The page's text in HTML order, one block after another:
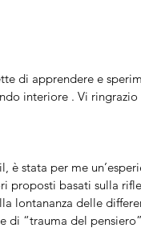
di apprendere e
interiore . Vi ringrazio
stata per me
proposti basati sulla
lontananza delle
di “trauma del